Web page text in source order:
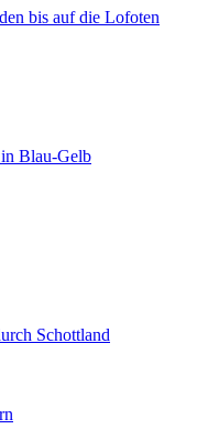
bis auf die Lofoten
Blau-Gelb
Schottland